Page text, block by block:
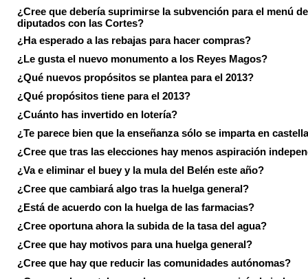
¿Cree que debería suprimirse la subvención para el menú
diputados con las Cortes?
¿Ha esperado a las rebajas para hacer compras?
¿Le gusta el nuevo monumento a los Reyes Magos?
¿Qué nuevos propósitos se plantea para el 2013?
¿Qué propósitos tiene para el 2013?
¿Cuánto has invertido en lotería?
¿Te parece bien que la enseñanza sólo se imparta en
¿Cree que tras las elecciones hay menos aspiración
¿Va e eliminar el buey y la mula del Belén este año?
¿Cree que cambiará algo tras la huelga general?
¿Está de acuerdo con la huelga de las farmacias?
¿Cree oportuna ahora la subida de la tasa del agua?
¿Cree que hay motivos para una huelga general?
¿Cree que hay que reducir las comunidades autónomas?